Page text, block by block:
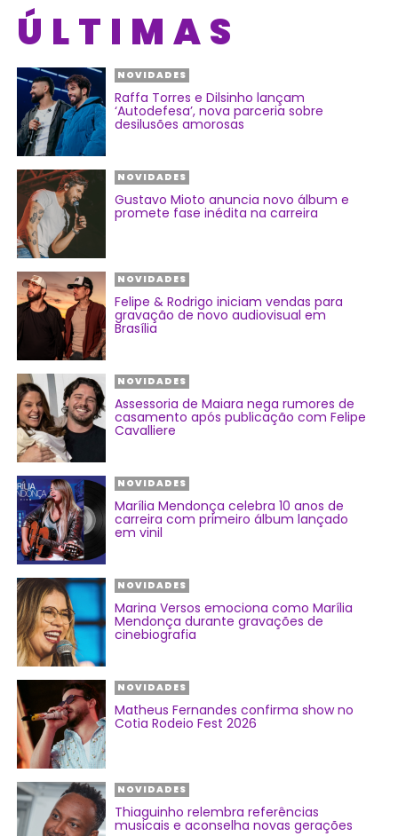
ÚLTIMAS
NOVIDADES
Raffa Torres e Dilsinho lançam
‘Autodefesa’, nova parceria sobre
desilusões amorosas
NOVIDADES
Gustavo Mioto anuncia novo álbum e
promete fase inédita na carreira
NOVIDADES
Felipe & Rodrigo iniciam vendas para
gravação de novo audiovisual em
Brasília
NOVIDADES
Assessoria de Maiara nega rumores de
casamento após publicação com Felipe
Cavalliere
NOVIDADES
Marília Mendonça celebra 10 anos de
carreira com primeiro álbum lançado
em vinil
NOVIDADES
Marina Versos emociona como Marília
Mendonça durante gravações de
cinebiografia
NOVIDADES
Matheus Fernandes confirma show no
Cotia Rodeio Fest 2026
NOVIDADES
Thiaguinho relembra referências
musicais e aconselha novas gerações